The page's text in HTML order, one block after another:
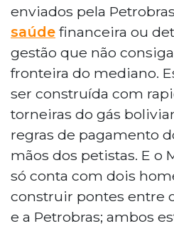
enviados pela
saúde financeira ou
gestão que não
fronteira do mediano.
ser construída com
torneiras do gás
regras de pagamento
mãos dos petistas. E o
só conta com dois
construir pontes entre
e a Petrobras; ambos